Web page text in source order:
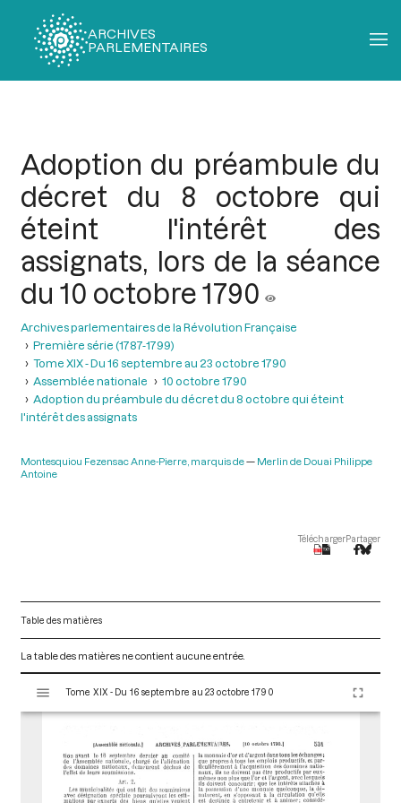
ARCHIVES
PARLEMENTAIRES
Adoption du préambule du
décret du 8 octobre qui
éteint l'intérêt des
assignats, lors de la séance
du 10 octobre 1790
Archives parlementaires de la Révolution Française
Première série (1787-1799)
Tome XIX - Du 16 septembre au 23 octobre 1790
Assemblée nationale
10 octobre 1790
Adoption du préambule du décret du 8 octobre qui éteint
l'intérêt des assignats
Montesquiou Fezensac Anne-Pierre, marquis de
Merlin de Douai Philippe
Antoine
TéléchargerPartager
Table des matières
La table des matières ne contient aucune entrée.
s
Tome XIX - Du 16 septembre au 23 octobre 1790